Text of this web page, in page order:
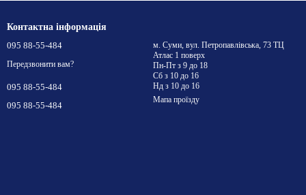
Контактна інформація
095 88-55-484
Передзвонити вам?
095 88-55-484
095 88-55-484
м. Суми, вул. Петропавлівська, 73 ТЦ
Атлас 1 поверх
Пн-Пт з 9 до 18
Сб з 10 до 16
Нд з 10 до 16
Мапа проїзду